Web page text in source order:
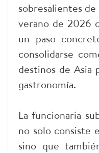
sobresalientes
verano de 2026
un paso
consolidarse
destinos de Asia
gastronomía.
La funcionaria
no solo consiste
sino que